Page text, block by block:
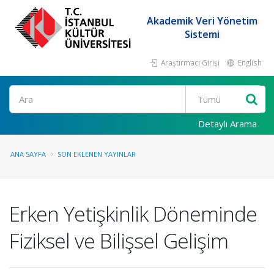
Akademik Veri Yönetim
Sistemi
Araştırmacı Girişi English
Ara
Detaylı Arama
ANA SAYFA SON EKLENEN YAYINLAR
Erken Yetişkinlik Döneminde
Fiziksel ve Bilişsel Gelişim